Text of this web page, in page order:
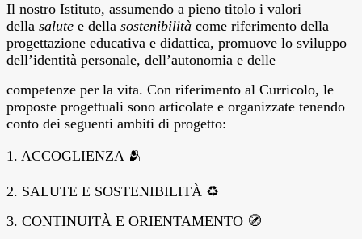
Il nostro Istituto, assumendo a pieno titolo i valori
della salute e della sostenibilità come riferimento della
progettazione educativa e didattica, promuove lo sviluppo
dell’identità personale, dell’autonomia e delle
competenze per la vita. Con riferimento al Curricolo, le
proposte progettuali sono articolate e organizzate tenendo
conto dei seguenti ambiti di progetto:
1. ACCOGLIENZA 🫂
2. SALUTE E SOSTENIBILITÀ ♻️
3. CONTINUITÀ E ORIENTAMENTO 🧭